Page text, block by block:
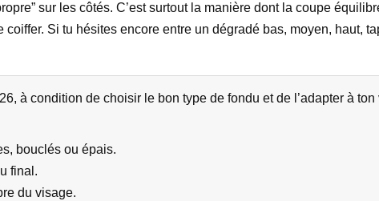
sur les côtés. C’est surtout la manière dont la coupe
Si tu hésites encore entre un dégradé bas, moyen, haut,
à condition de choisir le bon type de fondu et de l’adapter à ton
bouclés ou épais.
final.
du visage.